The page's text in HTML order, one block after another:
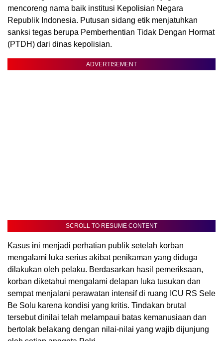
mencoreng nama baik institusi Kepolisian Negara
Republik Indonesia. Putusan sidang etik menjatuhkan
sanksi tegas berupa Pemberhentian Tidak Dengan Hormat
(PTDH) dari dinas kepolisian.
ADVERTISEMENT
SCROLL TO RESUME CONTENT
Kasus ini menjadi perhatian publik setelah korban
mengalami luka serius akibat penikaman yang diduga
dilakukan oleh pelaku. Berdasarkan hasil pemeriksaan,
korban diketahui mengalami delapan luka tusukan dan
sempat menjalani perawatan intensif di ruang ICU RS Sele
Be Solu karena kondisi yang kritis. Tindakan brutal
tersebut dinilai telah melampaui batas kemanusiaan dan
bertolak belakang dengan nilai-nilai yang wajib dijunjung